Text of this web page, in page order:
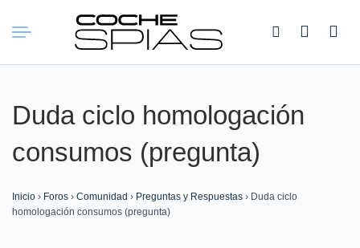
Buscar:
Duda ciclo homologación
consumos (pregunta)
Inicio › Foros › Comunidad › Preguntas y Respuestas › Duda ciclo
homologación consumos (pregunta)